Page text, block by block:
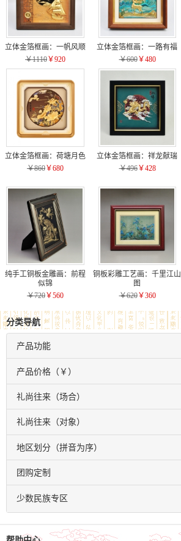
立体金箔框画：一帆风顺
￥1110￥920
立体金箔框画：一路有福
￥600￥480
立体金箔框画：荷塘月色
￥860￥680
立体金箔框画：祥龙献瑞
￥496￥428
纯手工铜板金雕画：前程
似锦
￥720￥560
铜板彩雕工艺画：千里江山
图
￥620￥360
分类导航
产品功能
click to expand contents
产品价格（￥）
click to expand contents
礼尚往来（场合）
click to expand contents
礼尚往来（对象）
click to expand contents
地区划分（拼音为序）
click to expand contents
团购定制
click to expand contents
少数民族专区